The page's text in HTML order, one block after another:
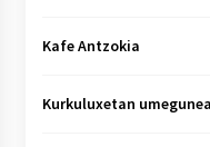
Kafe Antzokia
Kurkuluxetan umegunea